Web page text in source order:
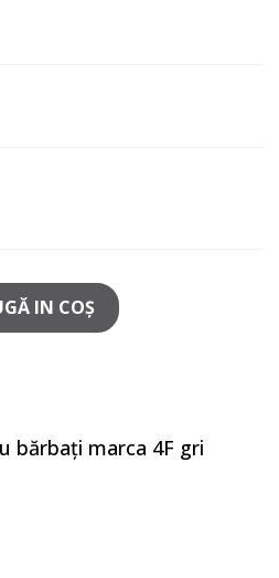
IN COŞ
bărbați marca 4F gri